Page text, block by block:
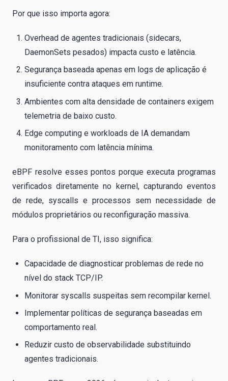
Por que isso importa agora:
Overhead de agentes tradicionais (sidecars,
DaemonSets pesados) impacta custo e latência.
Segurança baseada apenas em logs de aplicação é
insuficiente contra ataques em runtime.
Ambientes com alta densidade de containers exigem
telemetria de baixo custo.
Edge computing e workloads de IA demandam
monitoramento com latência mínima.
eBPF resolve esses pontos porque executa programas
verificados diretamente no kernel, capturando eventos
de rede, syscalls e processos sem necessidade de
módulos proprietários ou reconfiguração massiva.
Para o profissional de TI, isso significa:
Capacidade de diagnosticar problemas de rede no
nível do stack TCP/IP.
Monitorar syscalls suspeitas sem recompilar kernel.
Implementar políticas de segurança baseadas em
comportamento real.
Reduzir custo de observabilidade substituindo
agentes tradicionais.